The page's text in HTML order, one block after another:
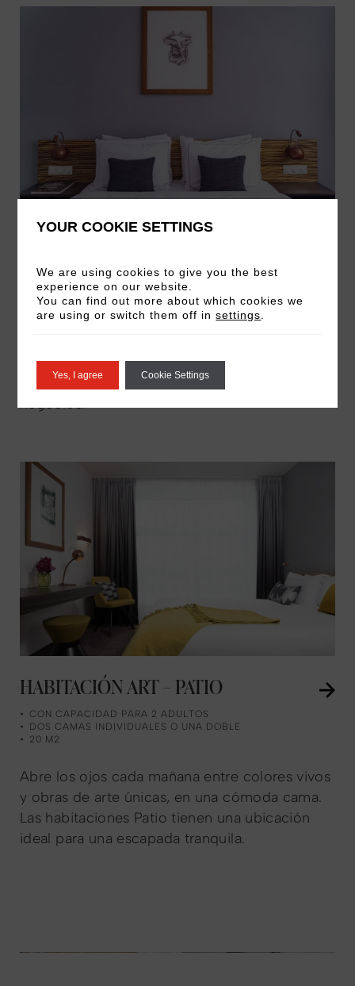
HABITACIÓN ART
DOS CAMAS INDIVIDUALES O UNA DOBLE
20 M2
Pruebe el confort de nuestras habitaciones Art.
estas habitaciones son ideales para una
escapada de fin de semana o un viaje de
negocios.
HABITACIÓN ART – PATIO
CON CAPACIDAD PARA 2 ADULTOS
DOS CAMAS INDIVIDUALES O UNA DOBLE
20 M2
Abre los ojos cada mañana entre colores vivos
y obras de arte únicas, en una cómoda cama.
Las habitaciones Patio tienen una ubicación
ideal para una escapada tranquila.
YOUR COOKIE SETTINGS
We are using cookies to give you the best
experience on our website.
You can find out more about which cookies we
are using or switch them off insettings
Yes, I agree Cookie Settings